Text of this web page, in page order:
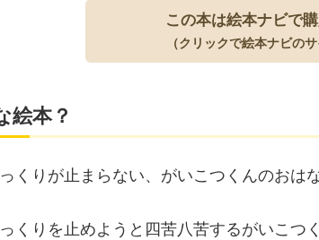
この本は絵本ナビで
（クリックで絵本ナビのサ
絵本？
くりが止まらない、がいこつくんのおはな
っくりを止めようと四苦八苦するがいこつ